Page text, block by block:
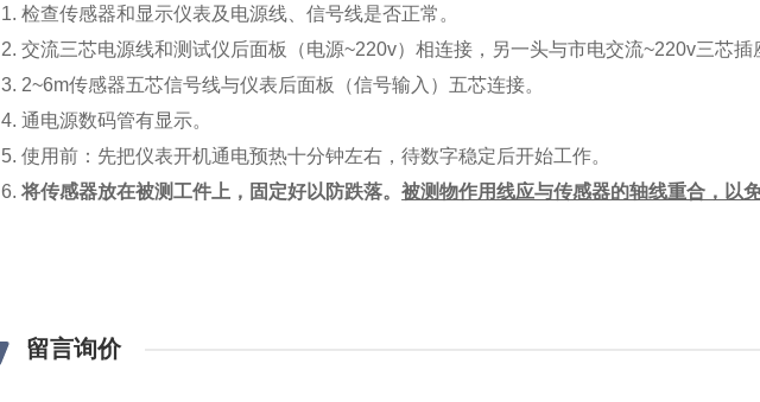
1.检查传感器和显示仪表及电源线、信号线是否正常。
2.交流三芯电源线和测试仪后面板（电源~220v）相连接，另一头与市电交流~220v三芯插
3. 2~6m传感器五芯信号线与仪表后面板（信号输入）五芯连接。
4.通电源数码管有显示。
5.使用前：先把仪表开机通电预热十分钟左右，待数字稳定后开始工作。
6.将传感器放在被测工件上，固定好以防跌落。被测物作用线应与传感器的轴线重合，以
留言询价